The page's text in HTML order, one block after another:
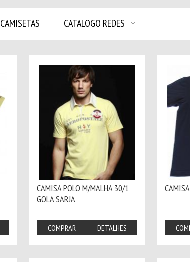
CAMISETAS CATALOGO REDES
CAMISA POLO M/MALHA 30/1
GOLA SARJA
COMPRAR DETALHES